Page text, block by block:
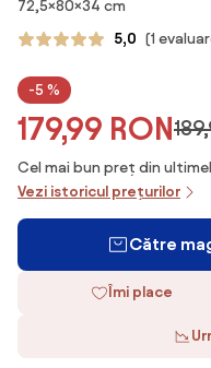
Dimensiuni
72,5×80×34 cm
5,0 (1
-5 %
179,99 RON
Cel mai bun preț din
Vezi istoricul prețurilor
Către
Îmi place